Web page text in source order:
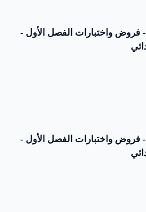
الموضوع رقم 150 - فروض واختبارات الفصل الأول -
الموضوع رقم 149 - فروض واختبارات الفصل الأول -